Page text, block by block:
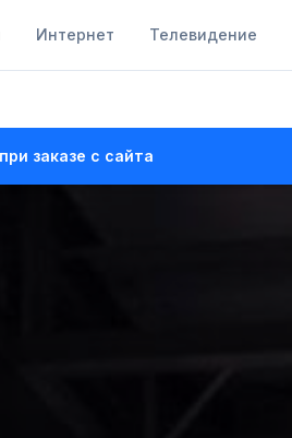
Интернет Телевидение
заказе с сайта